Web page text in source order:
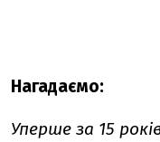
Нагадаємо:
Уперше за 15